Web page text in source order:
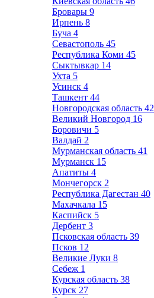
Бровары 9
Ирпень 8
Буча 4
Севастополь 45
Республика Коми 45
Сыктывкар 14
Ухта 5
Усинск 4
Ташкент 44
Новгородская область 42
Великий Новгород 16
Боровичи 5
Валдай 2
Мурманская область 41
Мурманск 15
Апатиты 4
Мончегорск 2
Республика Дагестан 40
Махачкала 15
Каспийск 5
Дербент 3
Псковская область 39
Псков 12
Великие Луки 8
Себеж 1
Курская область 38
Курск 27